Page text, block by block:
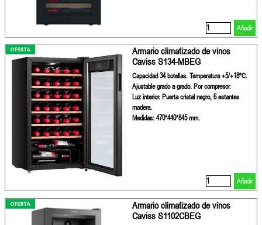
Añadir
Armario climatizado de vinos
Caviss S134-MBEG
Capacidad 34 botellas. Temperatura +5/+18ºC.
Ajustable grado a grado. Por compresor.
Luz interior. Puerta cristal negro, 6 estantes
madera.
Medidas: 470*440*845 mm.
Añadir
Armario climatizado de vinos
Caviss S1102CBEG